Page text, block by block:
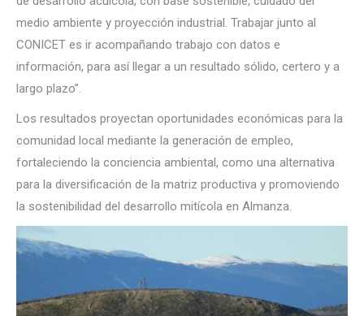
medio ambiente y proyección industrial. Trabajar junto al
CONICET es ir acompañando trabajo con datos e
información, para así llegar a un resultado sólido, certero y a
largo plazo”.
Los resultados proyectan oportunidades económicas para la
comunidad local mediante la generación de empleo,
fortaleciendo la conciencia ambiental, como una alternativa
para la diversificación de la matriz productiva y promoviendo
la sostenibilidad del desarrollo mitícola en Almanza.